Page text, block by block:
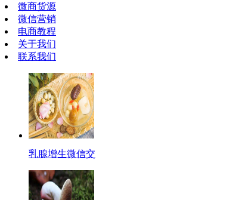
微商货源
微信营销
电商教程
关于我们
联系我们
乳腺增生微信交